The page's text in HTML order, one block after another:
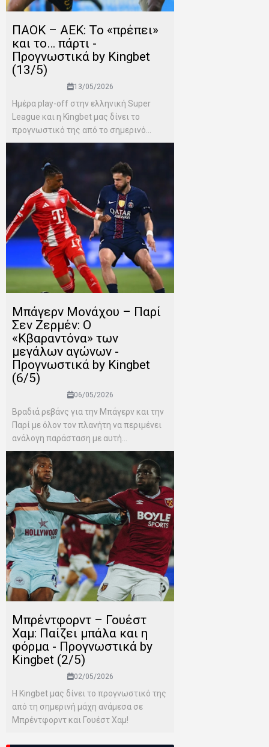
ΠΑΟΚ – ΑΕΚ: Το «πρέπει»
και το… πάρτι -
Προγνωστικά by Kingbet
(13/5)
13/05/2026
Ημέρα play-off στην ελληνική Super
League και η Kingbet μας δίνει το
προγνωστικό της από το σημερινό...
Μπάγερν Μονάχου – Παρί
Σεν Ζερμέν: Ο
«Κβαραντόνα» των
μεγάλων αγώνων -
Προγνωστικά by Kingbet
(6/5)
06/05/2026
Βραδιά ρεβάνς για την Μπάγερν και την
Παρί με όλον τον πλανήτη να περιμένει
ανάλογη παράσταση με αυτή...
Μπρέντφορντ – Γουέστ
Χαμ: Παίζει μπάλα και η
φόρμα - Προγνωστικά by
Kingbet (2/5)
02/05/2026
Η Kingbet μας δίνει το προγνωστικό της
από τη σημερινή μάχη ανάμεσα σε
Μπρέντφορντ και Γουέστ Χαμ!